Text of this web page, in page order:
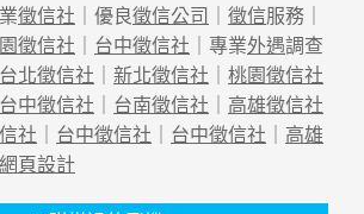
徵信社 ｜優良徵信公司 ｜ 徵信服務｜
徵信社 ｜ 台中徵信社 ｜專業外遇調查
台北徵信社 ｜ 新北徵信社 ｜ 桃園徵信社
台中徵信社 ｜ 台南徵信社 ｜ 高雄徵信社
社 ｜ 台中徵信社 ｜ 台中徵信社 ｜ 高雄
網頁設計